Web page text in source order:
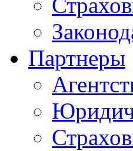
Партнеры